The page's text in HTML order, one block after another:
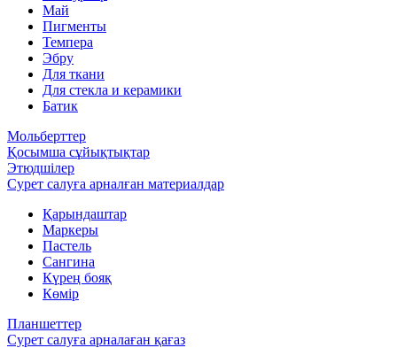
Май
Пигменты
Темпера
Эбру
Для ткани
Для стекла и керамики
Батик
Мольберттер
Қосымша сұйықтықтар
Этюдшілер
Сурет салуға арналған материалдар
Қарындаштар
Маркеры
Пастель
Сангина
Күрең бояқ
Көмір
Планшеттер
Сурет салуға арналаған қағаз